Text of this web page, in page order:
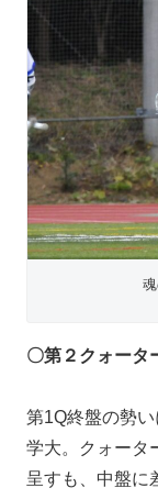
〇第２クォータ
第1Q終盤の勢
学大。クォータ
呈すも、中盤に